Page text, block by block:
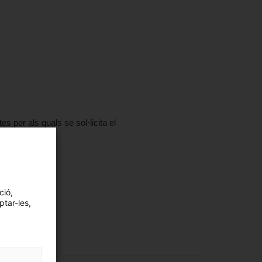
per als quals se sol·licita el
les,